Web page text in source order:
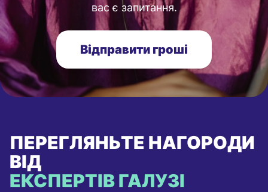
вас є запитання.
Відправити гроші
ПЕРЕГЛЯНЬТЕ НАГОРОДИ
ВІД
ЕКСПЕРТІВ ГАЛУЗІ